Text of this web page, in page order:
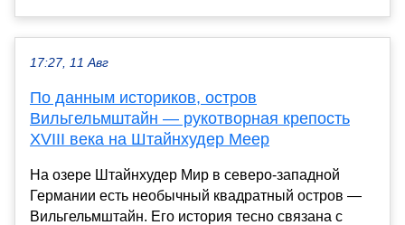
17:27, 11 Авг
По данным историков, остров
Вильгельмштайн — рукотворная крепость
XVIII века на Штайнхудер Меер
На озере Штайнхудер Мир в северо-западной
Германии есть необычный квадратный остров —
Вильгельмштайн. Его история тесно связана с